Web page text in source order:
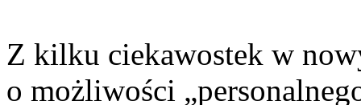
Z kilku ciekawostek w
o możliwości